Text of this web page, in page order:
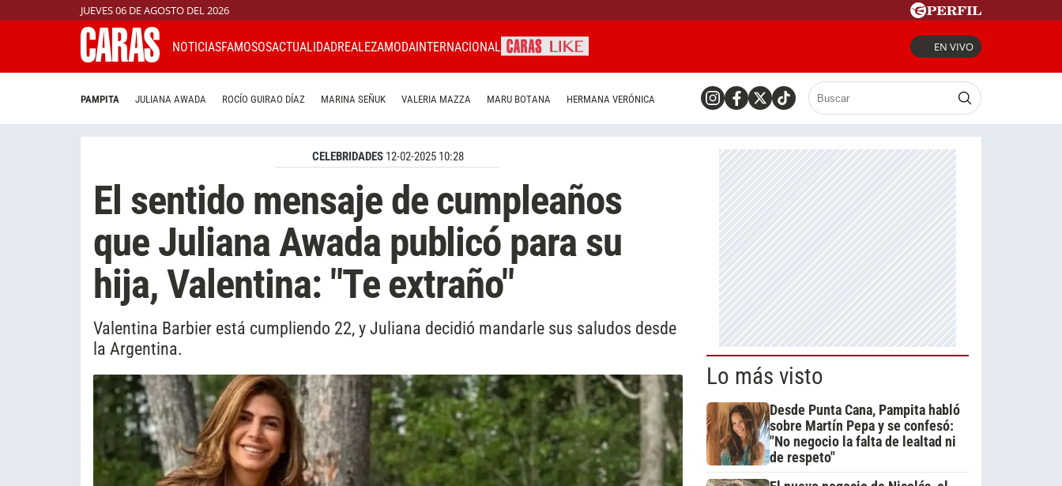
JUEVES 06 DE AGOSTO DEL 2026
NOTICIASFAMOSOSACTUALIDADREALEZAMODAINTERNACIONAL EN VIVO
PAMPITA JULIANA AWADA ROCÍO GUIRAO DÍAZ MARINA SEÑUK VALERIA MAZZA MARU BOTANA HERMANA VERÓNICA
CELEBRIDADES 12-02-2025 10:28
El sentido mensaje de cumpleaños
que Juliana Awada publicó para su
hija, Valentina: "Te extraño"
Valentina Barbier está cumpliendo 22, y Juliana decidió mandarle sus saludos desde
la Argentina.
Lo más visto
Desde Punta Cana, Pampita habló
sobre Martín Pepa y se confesó:
"No negocio la falta de lealtad ni
de respeto"